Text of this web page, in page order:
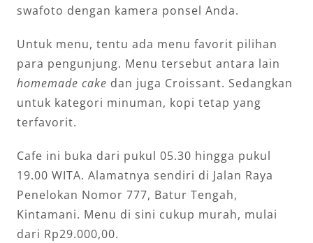
swafoto dengan kamera ponsel Anda.
Untuk menu, tentu ada menu favorit pilihan
para pengunjung. Menu tersebut antara lain
homemade cake dan juga Croissant. Sedangkan
untuk kategori minuman, kopi tetap yang
terfavorit.
Cafe ini buka dari pukul 05.30 hingga pukul
19.00 WITA. Alamatnya sendiri di Jalan Raya
Penelokan Nomor 777, Batur Tengah,
Kintamani. Menu di sini cukup murah, mulai
dari Rp29.000,00.